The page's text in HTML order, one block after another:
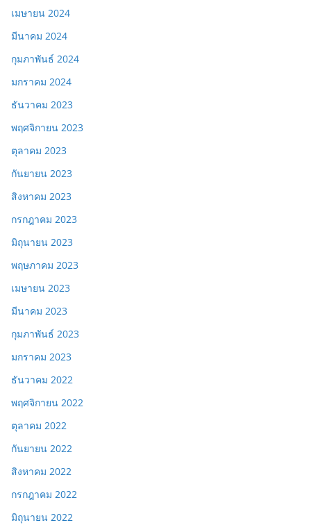
เมษายน 2024
มีนาคม 2024
กุมภาพันธ์ 2024
มกราคม 2024
ธันวาคม 2023
พฤศจิกายน 2023
ตุลาคม 2023
กันยายน 2023
สิงหาคม 2023
กรกฎาคม 2023
มิถุนายน 2023
พฤษภาคม 2023
เมษายน 2023
มีนาคม 2023
กุมภาพันธ์ 2023
มกราคม 2023
ธันวาคม 2022
พฤศจิกายน 2022
ตุลาคม 2022
กันยายน 2022
สิงหาคม 2022
กรกฎาคม 2022
มิถุนายน 2022